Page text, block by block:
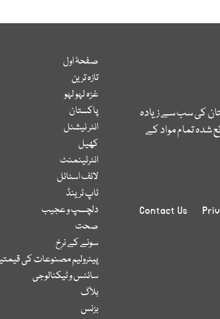
کی سب سے زیادہ
شدہ تمام مواد کے
Contact Us
صفحۂ اول
تازہ ترین
غزہ لہو لہو
پاکستان
انٹر نیشنل
کھیل
انٹرٹینمنٹ
لائف اسٹائل
ٹاپ ٹرینڈ
دلچسپ و عجیب
صحت
سونے کے نرخ
پیٹرولیم مصنوعات کی
سائنس و ٹیکنالوجی
بلاگ
بزنس